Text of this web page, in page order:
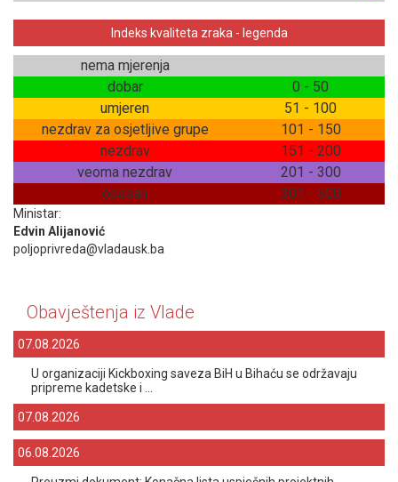
Indeks kvaliteta zraka - legenda
nema mjerenja
dobar
0 - 50
umjeren
51 - 100
nezdrav za osjetljive grupe
101 - 150
nezdrav
151 - 200
veoma nezdrav
201 - 300
opasan
301 - 500
Ministar:
Edvin Alijanović
poljoprivreda@vladausk.ba
Obavještenja iz Vlade
07.08.2026
U organizaciji Kickboxing saveza BiH u Bihaću se održavaju
pripreme kadetske i ...
07.08.2026
06.08.2026